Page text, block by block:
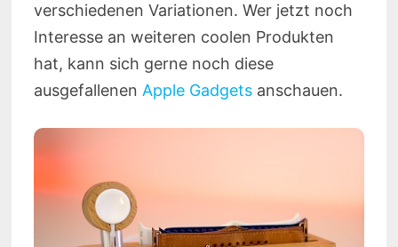
verschiedenen Variationen. Wer jetzt noch
Interesse an weiteren coolen Produkten
hat, kann sich gerne noch diese
ausgefallenen Apple Gadgetsanschauen.